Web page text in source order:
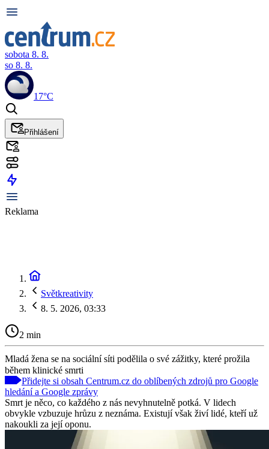
sobota 8. 8.
so 8. 8.
17°C
Přihlášení
Reklama
Světkreativity
8. 5. 2026, 03:33
2 min
Mladá žena se na sociální síti podělila o své zážitky, které prožila
během klinické smrti
Přidejte si obsah Centrum.cz do oblíbených zdrojů pro Google
hledání a Google zprávy
Smrt je něco, co každého z nás nevyhnutelně potká. V lidech
obvykle vzbuzuje hrůzu z neznáma. Existují však živí lidé, kteří už
nakoukli za její oponu.